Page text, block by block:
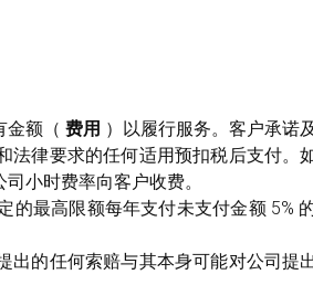
金额（ 费用 ）以履行服务。客户承诺
律要求的任何适用预扣税后支付。
小时费率向客户收费。
最高限额每年支付未支付金额 5%
的任何索赔与其本身可能对公司提